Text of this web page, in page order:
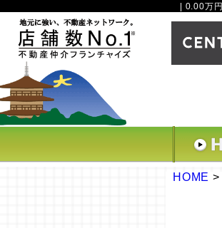
| 0.00万円
HOME >